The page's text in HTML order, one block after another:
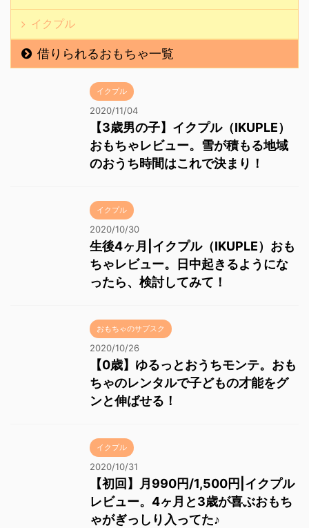
イクプル
借りられるおもちゃ一覧
イクプル
2020/11/04
【3歳男の子】イクプル（IKUPLE）
おもちゃレビュー。雪が積もる地域
のおうち時間はこれで決まり！
イクプル
2020/10/30
生後4ヶ月|イクプル（IKUPLE）おも
ちゃレビュー。日中起きるようにな
ったら、検討してみて！
おもちゃのサブスク
2020/10/26
【0歳】ゆるっとおうちモンテ。おも
ちゃのレンタルで子どもの才能をグ
ンと伸ばせる！
イクプル
2020/10/31
【初回】月990円/1,500円|イクプル
レビュー。4ヶ月と3歳が喜ぶおもち
ゃがぎっしり入ってた♪